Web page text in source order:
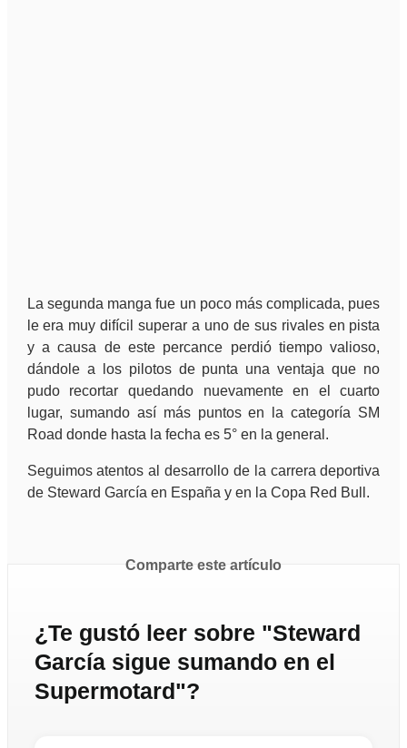
La segunda manga fue un poco más complicada, pues
le era muy difícil superar a uno de sus rivales en pista
y a causa de este percance perdió tiempo valioso,
dándole a los pilotos de punta una ventaja que no
pudo recortar quedando nuevamente en el cuarto
lugar, sumando así más puntos en la categoría SM
Road donde hasta la fecha es 5° en la general.
Seguimos atentos al desarrollo de la carrera deportiva
de Steward García en España y en la Copa Red Bull.
Comparte este artículo
¿Te gustó leer sobre "Steward
García sigue sumando en el
Supermotard"?